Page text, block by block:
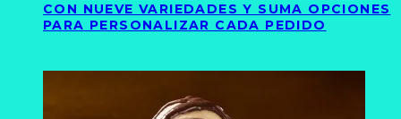
CON NUEVE VARIEDADES Y SUMA OPCIONES
PARA PERSONALIZAR CADA PEDIDO